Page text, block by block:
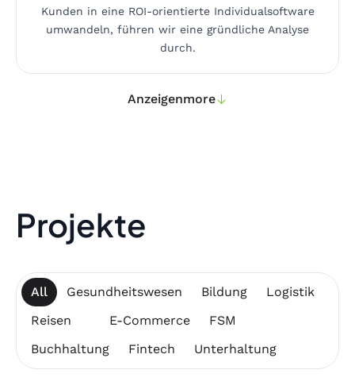
Kunden in eine ROI-orientierte Individualsoftware
umwandeln, führen wir eine gründliche Analyse
durch.
Anzeigenmore
Projekte
All Gesundheitswesen Bildung
Logistik
Reisen
E-Commerce
FSM
Buchhaltung
Fintech Unterhaltung